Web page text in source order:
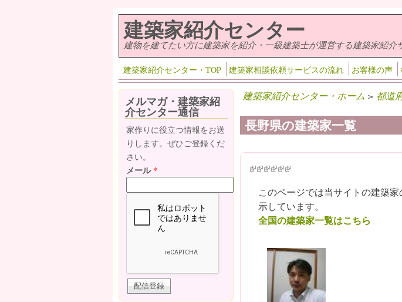
建築家紹介センター
建物を建てたい方に建築家を紹介・一級建築士が運営する建築家紹介
建築家紹介センター・TOP 建築家相談依頼サービスの流れ お客様の声
建築家紹介センター・ホーム > 都道
長野県の建築家一覧
(link is external)
(link is external)
(link is external)
(link is external)
(link is external)
(link is external)
このページでは当サイトの建築
示しています。
全国の建築家一覧はこちら
メルマガ・建築家紹
介センター通信
家作りに役立つ情報をお送
りします。ぜひご登録くだ
さい。
メール*